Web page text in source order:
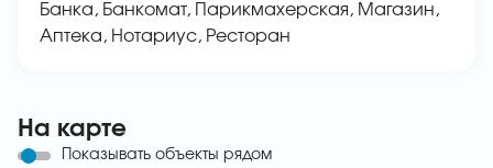
Банка, Банкомат, Парикмахерская, Магазин,
Аптека, Нотариус, Ресторан
На карте
Показывать объекты рядом